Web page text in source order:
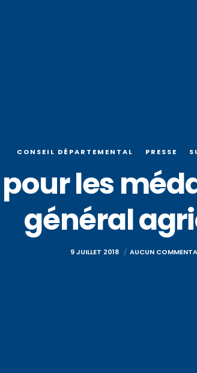
CONSEIL DÉPARTEMENTAL PRESSE
les
général
9 JUILLET 2018 AUCUN